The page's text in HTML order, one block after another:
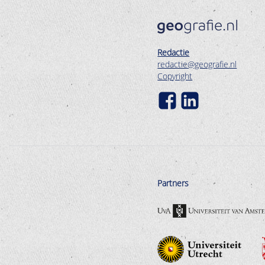
Redactie
redactie@geografie.nl
Copyright
Partners